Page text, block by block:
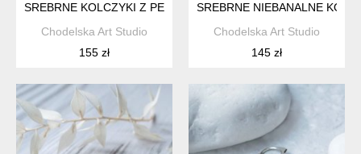
SREBRNE KOLCZYKI Z PERŁAMI W ŻYWICY
Chodelska Art Studio
155 zł
SREBRNE NIEBANALNE
Chodelska Art Studio
145 zł